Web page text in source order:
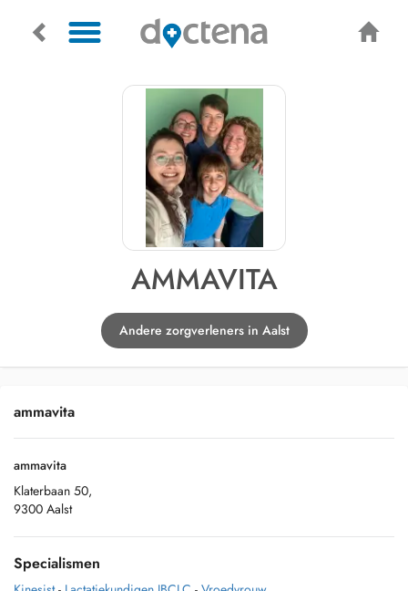
AMMAVITA
Andere zorgverleners in Aalst
ammavita
ammavita
Klaterbaan 50,
9300 Aalst
Specialismen